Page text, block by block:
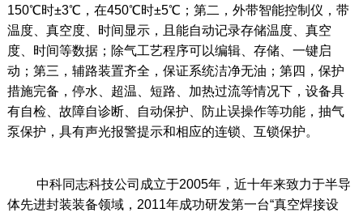
150℃时±3℃，在450℃时±5℃；第二，外带智能控制仪，带
温度、真空度、时间显示，且能自动记录存储温度、真空
度、时间等数据；除气工艺程序可以编辑、存储、一键启
动；第三，辅路装置齐全，保证系统洁净无油；第四，保护
措施完备，停水、超温、短路、加热过流等情况下，设备具
有自检、故障自诊断、自动保护、防止误操作等功能，抽气
泵保护，具有声光报警提示和相应的连锁、互锁保护。
中科同志科技公司成立于2005年，近十年来致力于半导
体先进封装装备领域，2011年成功研发第一台“真空焊接设